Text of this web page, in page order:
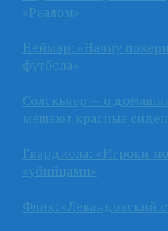
«Реалом»
Неймар: «Начну
футбола»
Солскьяер — о
мешают красные
Гвардиола: «Игроки
«убийцами»
Флик: «Левандовский